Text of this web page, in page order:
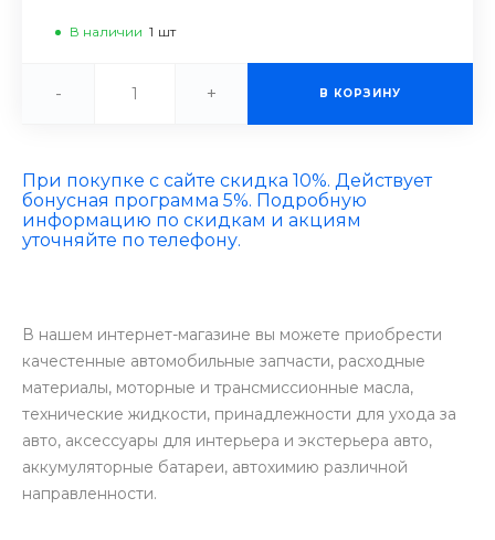
В наличии 1 шт
- + В КОРЗИНУ
При покупке с сайте скидка 10%. Действует
бонусная программа 5%. Подробную
информацию по скидкам и акциям
уточняйте по телефону.
В нашем интернет-магазине вы можете приобрести
качестенные автомобильные запчасти, расходные
материалы, моторные и трансмиссионные масла,
технические жидкости, принадлежности для ухода за
авто, аксессуары для интерьера и экстерьера авто,
аккумуляторные батареи, автохимию различной
направленности.